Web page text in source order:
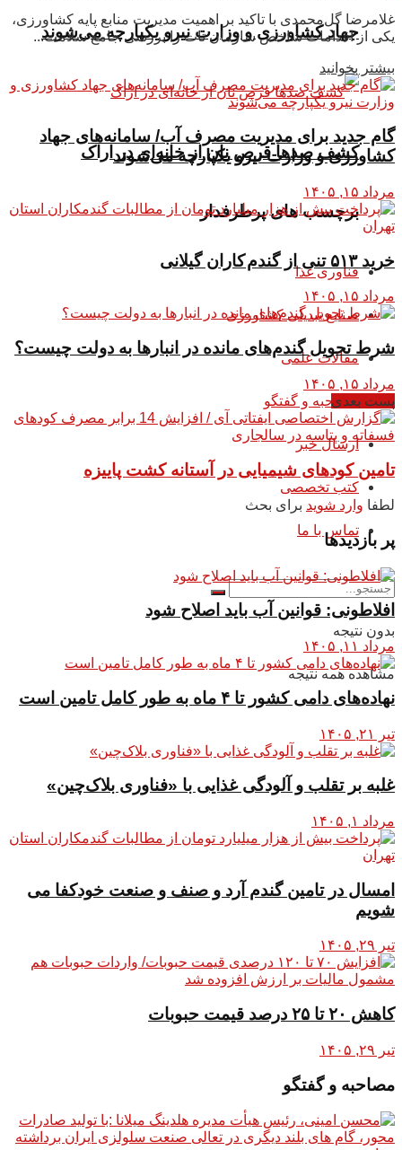
جهاد کشاورزی و وزارت نیرو یکپارچه می‌شوند
کشف صدها قرص نان از خانه‌ای در اراک
برچسب های پرطرفدار
فناوری غذا
صنایع تبدیلی کشاورزی
مقالات علمی
مصاحبه و گفتگو
ارسال خبر
کتب تخصصی
تماس با ما
بدون نتیجه
مشاهده همه نتیجه
غلامرضا گل‌محمدی با تاکید بر اهمیت مدیریت منابع پایه کشاورزی،
یکی از اقدامات شاخص سازمان تات را بررسی جامع سلامت...
بیشتر بخوانید
گام جدید برای مدیریت مصرف آب/ سامانه‌های جهاد
کشاورزی و وزارت نیرو یکپارچه می‌شوند
مرداد ۱۵, ۱۴۰۵
خرید ۵۱۳ تنی از گندم کاران گیلانی
مرداد ۱۵, ۱۴۰۵
شرط تحویل گندم‌های مانده در انبار‌ها به دولت چیست؟
مرداد ۱۵, ۱۴۰۵
پست بعدی
تامین کود‌های شیمیایی در آستانه کشت پاییزه
لطفا وارد شوید برای بحث
پر بازدیدها
افلاطونی: قوانین آب باید اصلاح شود
مرداد ۱۱, ۱۴۰۵
نهاده‌های دامی کشور تا ۴ ماه به طور کامل تامین است
تیر ۲۱, ۱۴۰۵
غلبه بر تقلب و آلودگی غذایی با «فناوری بلاک‌چین»
مرداد ۱, ۱۴۰۵
امسال در تامین گندم آرد و صنف و صنعت خودکفا می
شویم
تیر ۲۹, ۱۴۰۵
کاهش ۲۰ تا ۲۵ درصد قیمت حبوبات
تیر ۲۹, ۱۴۰۵
مصاحبه و گفتگو